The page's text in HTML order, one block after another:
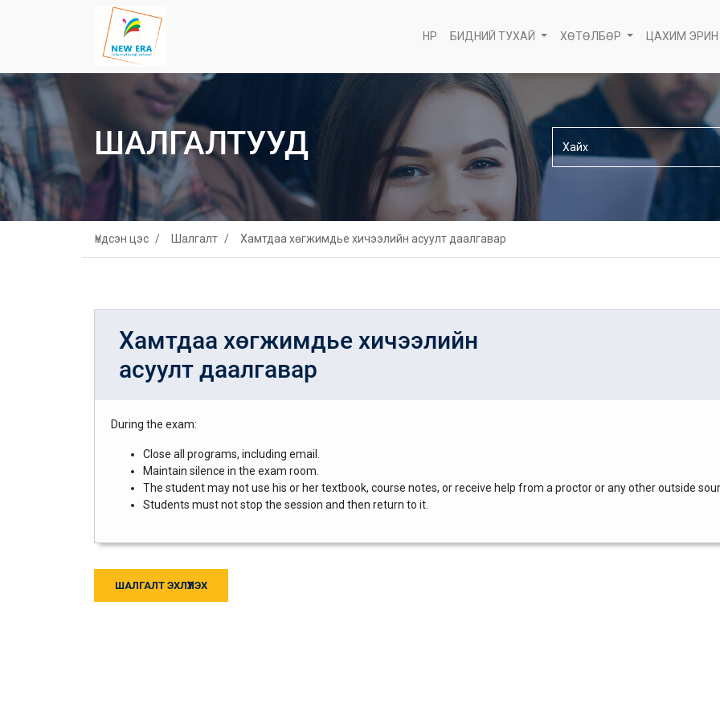
НҮҮР БИДНИЙ ТУХАЙ ХӨТӨЛБӨР ЦАХИМ ЭРИН
ШАЛГАЛТУУД
Үндсэн цэс Шалгалт Хамтдаа хөгжимдье хичээлийн асуулт даалгавар
Хамтдаа хөгжимдье хичээлийн
асуулт даалгавар
During the exam:
Close all programs, including email.
Maintain silence in the exam room.
The student may not use his or her textbook, course notes, or receive help from a proctor or any other outside
Students must not stop the session and then return to it.
ШАЛГАЛТ ЭХЛҮҮЛЭХ